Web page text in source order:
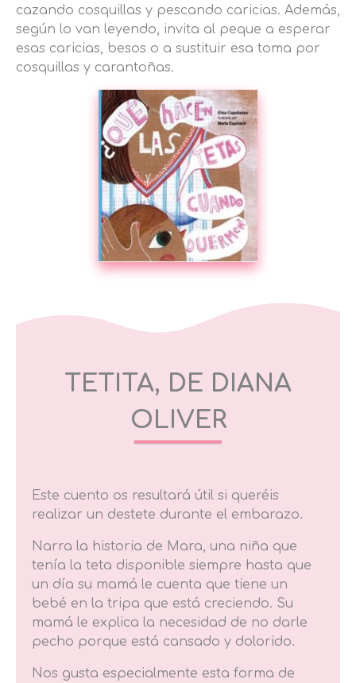
cazando cosquillas y pescando caricias. Además,
según lo van leyendo, invita al peque a esperar
esas caricias, besos o a sustituir esa toma por
cosquillas y carantoñas.
TETITA, DE DIANA
OLIVER
Este cuento os resultará útil si queréis
realizar un destete durante el embarazo.
Narra la historia de Mara, una niña que
tenía la teta disponible siempre hasta que
un día su mamá le cuenta que tiene un
bebé en la tripa que está creciendo. Su
mamá le explica la necesidad de no darle
pecho porque está cansado y dolorido.
Nos gusta especialmente esta forma de